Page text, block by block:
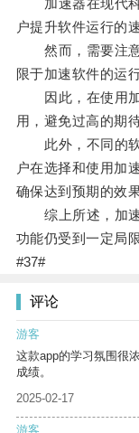
加速器在现代科
户提升软件运行的
然而，需要注意
限于加速软件的运
因此，在使用加
用，避免过高的期待
此外，不同的软
户在选择和使用加
确保达到预期的效果
综上所述，加速
功能仍受到一定局
#37#
评论
游客
这款app的学习氛围很
成绩。
2025-02-17
游客